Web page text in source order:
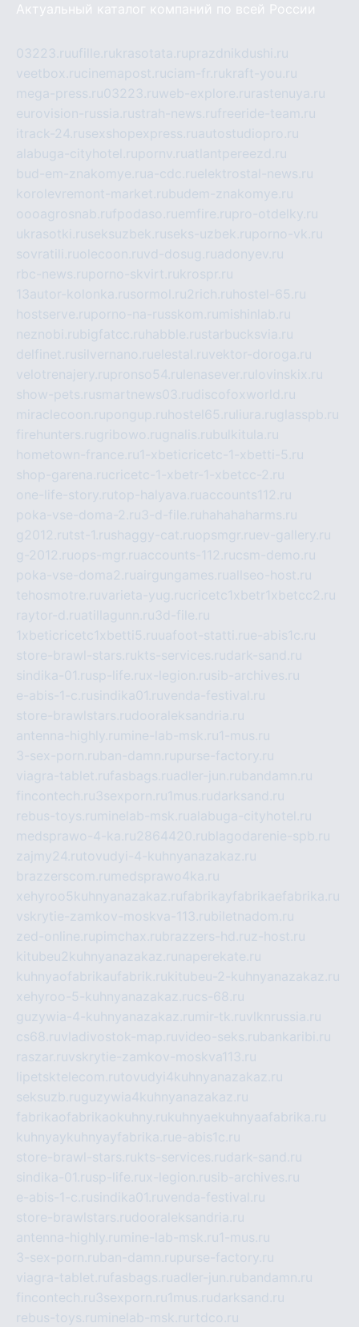
Актуальный каталог компаний по всей России
03223.ruufille.rukrasotata.ruprazdnikdushi.ru
veetbox.rucinemapost.ruciam-fr.rukraft-you.ru
mega-press.ru03223.ruweb-explore.ru rastenuya.ru
eurovision-russia.rustrah-news.rufreeride-team.ru
itrack-24.rusexshopexpress.ruautostudiopro.ru
alabuga-cityhotel.rupornv.ruatlantpereezd.ru
bud-em-znakomye.rua-cdc.ruelektrostal-news.ru
korolevremont-market.rubudem-znakomye.ru
oooagrosnab.rufpodaso.ruemfire.rupro-otdelky.ru
ukrasotki.ruseksuzbek.ruseks-uzbek.ruporno-vk.ru
sovratili.ruolecoon.ruvd-dosug.ruadonyev.ru
rbc-news.ruporno-skvirt.rukrospr.ru
13autor-kolonka.rusormol.ru2rich.ru hostel-65.ru
hostserve.ruporno-na-russkom.ru mishinlab.ru
neznobi.rubigfatcc.ru habble.rustarbucksvia.ru
delfinet.rusilvernano.ruelestal.ruvektor-doroga.ru
velotrenajery.rupronso54.ru lenasever.ru lovinskix.ru
show-pets.rusmartnews03.rudiscofoxworld.ru
miraclecoon.rupongup.ru hostel65.ru liura.ruglasspb.ru
firehunters.rugribowo.rugnalis.rubulkitula.ru
hometown-france.ru1-xbeticricetc-1-xbetti-5.ru
shop-garena.rucricetc-1-xbetr-1-xbetcc-2.ru
one-life-story.rutop-halyava.ruaccounts112.ru
poka-vse-doma-2.ru3-d-file.ru hahahaharms.ru
g2012.rutst-1.rushaggy-cat.ruopsmgr.ruev-gallery.ru
g-2012.ruops-mgr.ruaccounts-112.rucsm-demo.ru
poka-vse-doma2.ruairgungames.ruallseo-host.ru
tehosmotre.ruvarieta-yug.rucricetc1xbetr1xbetcc2.ru
raytor-d.ruatillagunn.ru3d-file.ru
1xbeticricetc1xbetti5.ruuafoot-statti.rue-abis1c.ru
store-brawl-stars.rukts-services.rudark-sand.ru
sindika-01.rusp-life.rux-legion.rusib-archives.ru
e-abis-1-c.rusindika01.ruvenda-festival.ru
store-brawlstars.rudooraleksandria.ru
antenna-highly.ru mine-lab-msk.ru1-mus.ru
3-sex-porn.ruban-damn.rupurse-factory.ru
viagra-tablet.rufasbags.ruadler-jun.rubandamn.ru
fincontech.ru3sexporn.ru1mus.rudarksand.ru
rebus-toys.ru minelab-msk.rualabuga-cityhotel.ru
medsprawo-4-ka.ru2864420.rublagodarenie-spb.ru
zajmy24.rutovudyi-4-kuhnyanazakaz.ru
brazzerscom.ru medsprawo4ka.ru
xehyroo5kuhnyanazakaz.rufabrikayfabrikaefabrika.ru
vskrytie-zamkov-moskva-113.rubiletnadom.ru
zed-online.rupimchax.rubrazzers-hd.ruz-host.ru
kitubeu2kuhnyanazakaz.ru naperekate.ru
kuhnyaofabrikaufabrik.rukitubeu-2-kuhnyanazakaz.ru
xehyroo-5-kuhnyanazakaz.rucs-68.ru
guzywia-4-kuhnyanazakaz.ru mir-tk.ruvlknrussia.ru
cs68.ruvladivostok-map.ruvideo-seks.rubankaribi.ru
raszar.ruvskrytie-zamkov-moskva113.ru
lipetsktelecom.rutovudyi4kuhnyanazakaz.ru
seksuzb.ruguzywia4kuhnyanazakaz.ru
fabrikaofabrikaokuhny.rukuhnyaekuhnyaafabrika.ru
kuhnyaykuhnyayfabrika.rue-abis1c.ru
store-brawl-stars.rukts-services.rudark-sand.ru
sindika-01.rusp-life.rux-legion.rusib-archives.ru
e-abis-1-c.rusindika01.ruvenda-festival.ru
store-brawlstars.rudooraleksandria.ru
antenna-highly.ru mine-lab-msk.ru1-mus.ru
3-sex-porn.ruban-damn.rupurse-factory.ru
viagra-tablet.rufasbags.ruadler-jun.rubandamn.ru
fincontech.ru3sexporn.ru1mus.rudarksand.ru
rebus-toys.ru minelab-msk.ru rtdco.ru